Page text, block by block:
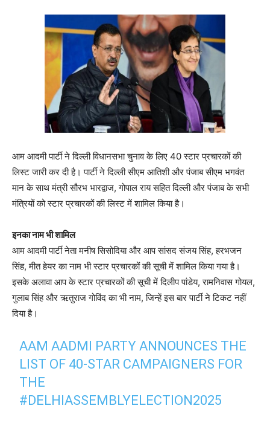
आम आदमी पार्टी ने दिल्ली विधानसभा चुनाव के लिए 40 स्टार प्रचारकों की
लिस्ट जारी कर दी है। पार्टी ने दिल्ली सीएम आतिशी और पंजाब सीएम भगवंत
मान के साथ मंत्री सौरभ भारद्वाज, गोपाल राय सहित दिल्ली और पंजाब के सभी
मंत्रियों को स्टार प्रचारकों की लिस्ट में शामिल किया है।
इनका नाम भी शामिल
आम आदमी पार्टी नेता मनीष सिसोदिया और आप सांसद संजय सिंह, हरभजन
सिंह, मीत हेयर का नाम भी स्टार प्रचारकों की सूची में शामिल किया गया है।
इसके अलावा आप के स्टार प्रचारकों की सूची में दिलीप पांडेय, रामनिवास गोयल,
गुलाब सिंह और ऋतुराज गोविंद का भी नाम, जिन्हें इस बार पार्टी ने टिकट नहीं
दिया है।
AAM AADMI PARTY ANNOUNCES THE
LIST OF 40-STAR CAMPAIGNERS FOR
THE
#DELHIASSEMBLYELECTION2025